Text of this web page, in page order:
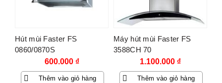
Hút mùi Faster FS
0860/0870S
600.000 ₫
Thêm vào giỏ hàng
Máy hút mùi Faster FS
3588CH 70
1.100.000 ₫
Thêm vào giỏ hàng